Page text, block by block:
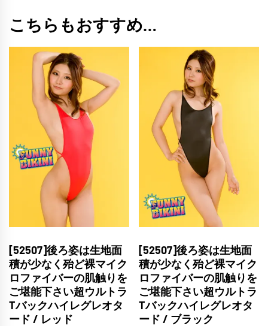
こちらもおすすめ…
[52507]後ろ姿は生地面
積が少なく殆ど裸マイク
ロファイバーの肌触りを
ご堪能下さい超ウルトラ
Tバックハイレグレオタ
ード / レッド
[52507]後ろ姿は生地面
積が少なく殆ど裸マイク
ロファイバーの肌触りを
ご堪能下さい超ウルトラ
Tバックハイレグレオタ
ード / ブラック